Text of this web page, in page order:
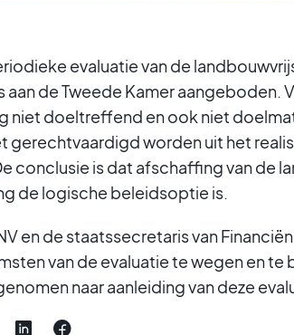
evaluatie van de
aan de Tweede Kamer aangeboden.
niet doeltreffend en ook niet
gerechtvaardigd worden uit het
conclusie is dat afschaffing van de
de logische beleidsoptie is.
en de staatssecretaris van
van de evaluatie te wegen en
naar aanleiding van deze